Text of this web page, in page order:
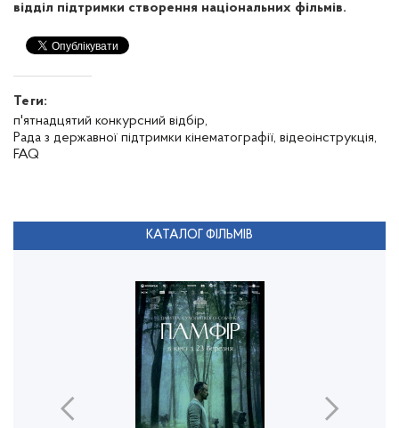
відділ підтримки створення національних фільмів.
Теги:
п'ятнадцятий конкурсний відбір,
Рада з державної підтримки кінематографії, відеоінструкція,
FAQ
КАТАЛОГ ФІЛЬМІВ